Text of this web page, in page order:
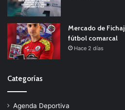
Mercado de
fútbol comarcal
Hace 2 días
Categorías
Agenda Deportiva